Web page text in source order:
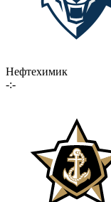
Нефтехимик
-:-